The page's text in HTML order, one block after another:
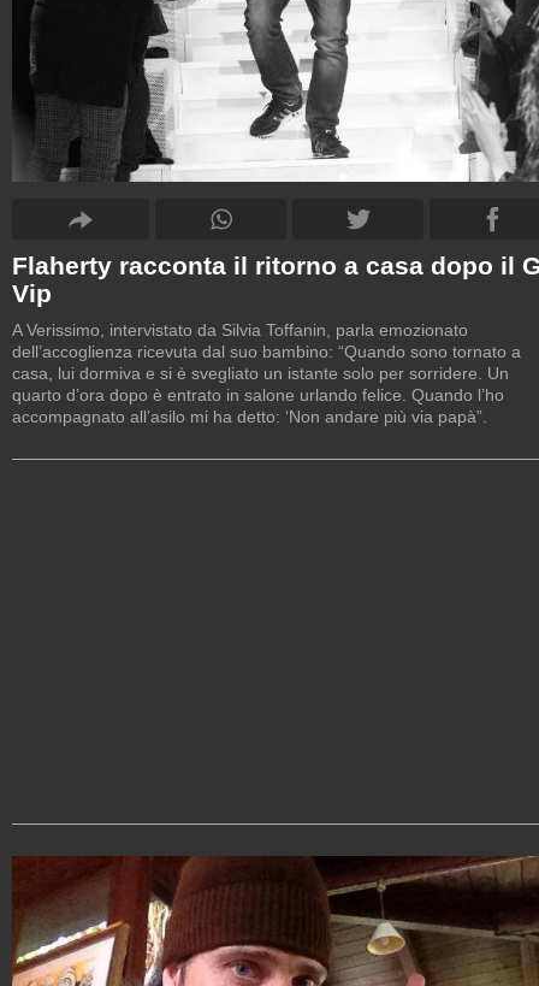
Flaherty racconta il ritorno a casa dopo il
Vip
A Verissimo, intervistato da Silvia Toffanin, parla emozionato
dell’accoglienza ricevuta dal suo bambino: “Quando sono tornato a
casa, lui dormiva e si è svegliato un istante solo per sorridere. Un
quarto d’ora dopo è entrato in salone urlando felice. Quando l’ho
accompagnato all’asilo mi ha detto: ‘Non andare più via papà”.